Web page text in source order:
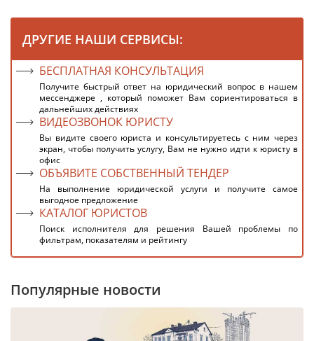
ДРУГИЕ НАШИ СЕРВИСЫ:
БЕСПЛАТНАЯ КОНСУЛЬТАЦИЯ
Получите быстрый ответ на юридический вопрос в нашем
мессенджере , который поможет Вам сориентироваться в
дальнейших действиях
ВИДЕОЗВОНОК ЮРИСТУ
Вы видите своего юриста и консультируетесь с ним через
экран, чтобы получить услугу, Вам не нужно идти к юристу в
офис
ОБЪЯВИТЕ СОБСТВЕННЫЙ ТЕНДЕР
На выполнение юридической услуги и получите самое
выгодное предложение
КАТАЛОГ ЮРИСТОВ
Поиск исполнителя для решения Вашей проблемы по
фильтрам, показателям и рейтингу
Популярные новости